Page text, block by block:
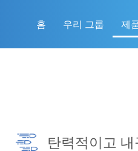
홈 우리 그룹 제
탄력적이고